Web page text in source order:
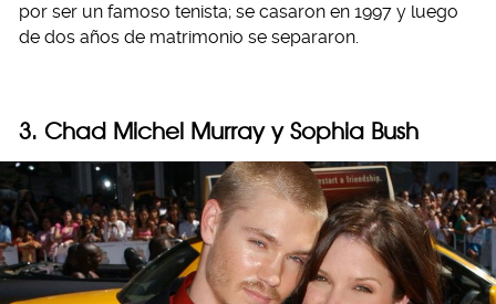
por ser un famoso tenista; se casaron en 1997 y luego
de dos años de matrimonio se separaron.
3. Chad Michel Murray y Sophia Bush